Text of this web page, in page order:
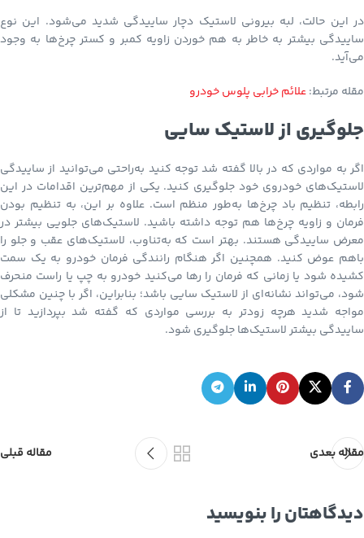
در این حالت، لبه بیرونی لاستیک دچار ساییدگی شدید می‌شود. این نوع
ساییدگی بیشتر به خاطر به هم خوردن زاویه کمبر و کستر چرخ‌ها به وجود
می‌آید.
مقله مرتبط:علائم خرابی پلوس خودرو
جلوگیری از لاستیک سایی
اگر به مواردی که در بالا گفته شد توجه کنید به‌راحتی می‌توانید از ساییدگی
لاستیک‌های خودروی خود جلوگیری کنید. یکی از مهم‌ترین اقدامات در این
رابطه، تنظیم باد چرخ‌ها به‌طور منظم است. علاوه بر این، به تنظیم بودن
فرمان و زاویه چرخ‌ها هم توجه داشته باشید. لاستیک‌های جلویی بیشتر در
معرض ساییدگی هستند. بهتر است که به‌تناوب، لاستیک‌های عقب و جلو را
باهم عوض کنید. همچنین اگر هنگام رانندگی فرمان خودرو به یک سمت
کشیده شود یا زمانی که فرمان را رها می‌کنید خودرو به چپ یا راست منحرف
شود، می‌تواند نشانه‌ای از لاستیک سایی باشد؛ بنابراین، اگر با چنین مشکلی
مواجه شدید هرچه زودتر به بررسی مواردی که گفته شد بپردازید تا از
ساییدگی بیشتر لاستیک‌ها جلوگیری شود.
مقاله بعدی مقاله قبلی
دیدگاهتان را بنویسید